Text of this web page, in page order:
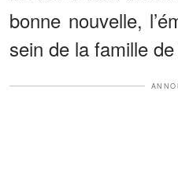
bonne nouvelle,
sein de la famille de